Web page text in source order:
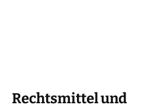
Rechtsmittel und